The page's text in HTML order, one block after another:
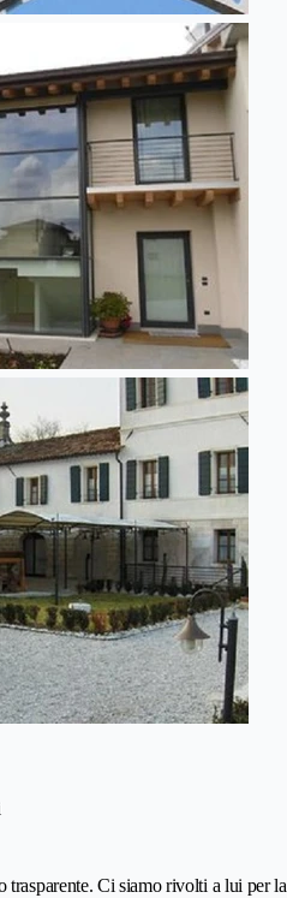
trasparente. Ci siamo rivolti a lui per